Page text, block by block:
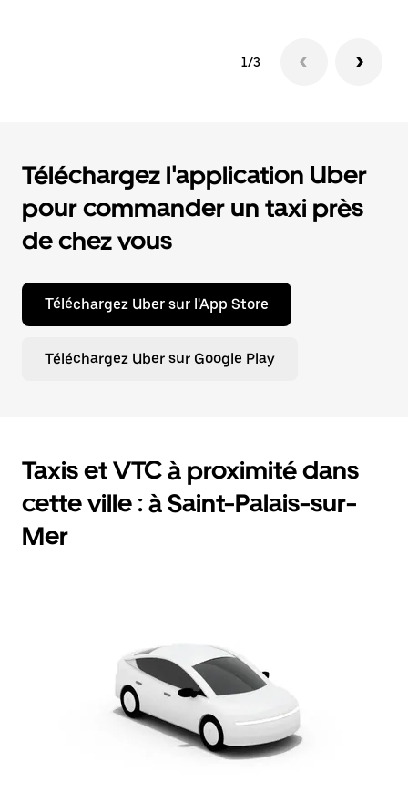
1/3
Téléchargez l'application Uber
pour commander un taxi près
de chez vous
Téléchargez Uber sur l'App Store
Téléchargez Uber sur Google Play
Taxis et VTC à proximité dans
cette ville : à Saint-Palais-sur-
Mer